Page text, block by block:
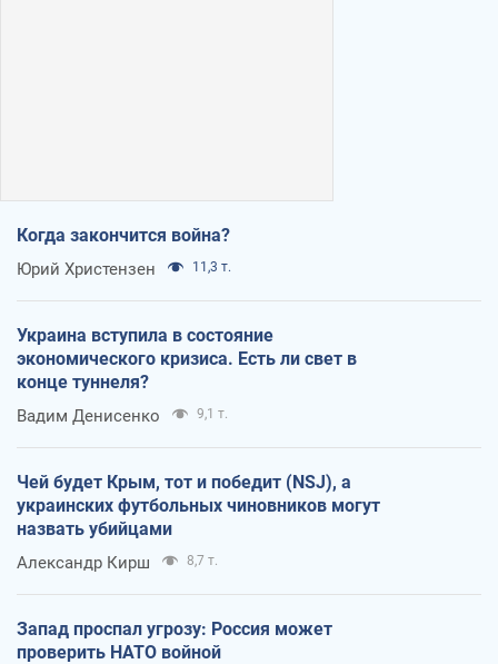
Когда закончится война?
Юрий Христензен 11,3 т.
Украина вступила в состояние
экономического кризиса. Есть ли свет в
конце туннеля?
Вадим Денисенко 9,1 т.
Чей будет Крым, тот и победит (NSJ), а
украинских футбольных чиновников могут
назвать убийцами
Александр Кирш 8,7 т.
Запад проспал угрозу: Россия может
проверить НАТО войной